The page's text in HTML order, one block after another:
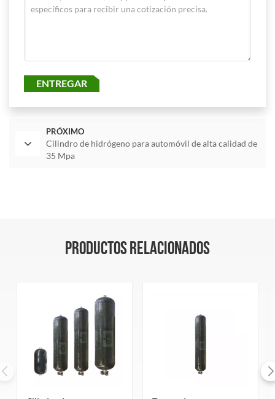
ENTREGAR
PRÓXIMO
Cilindro de hidrógeno para automóvil de alta calidad de
35 Mpa
PRODUCTOS RELACIONADOS